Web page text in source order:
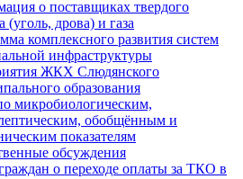
о поставщиках твердого
(уголь, дрова) и газа
комплексного развития систем
инфраструктуры
ЖКХ Слюдянского
образования
микробиологическим,
обобщённым и
показателям
обсуждения
о переходе оплаты за ТКО в